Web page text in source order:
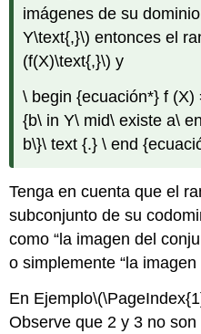
imágenes de su
Y\text{,}\) entonces el
(f(X)\text{,}\) y
\ begin {ecuación*} f
{b\ in Y\ mid\ existe a\
b\}\ text {.} \ end
Tenga en cuenta que el
subconjunto de su
como “la imagen del
o simplemente “la imagen
En Ejemplo
Observe que 2 y 3 no